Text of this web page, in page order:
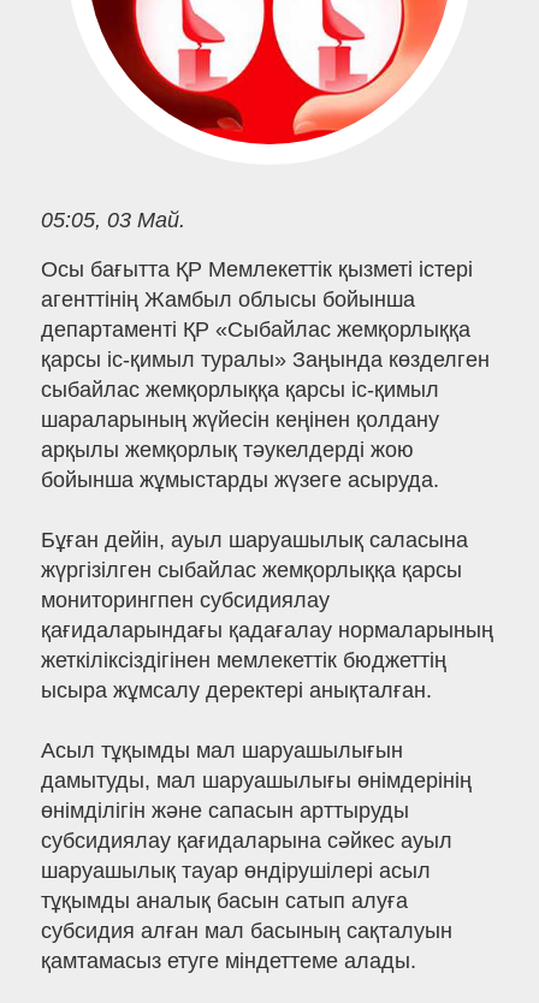
05:05, 03 Май.
Осы бағытта ҚР Мемлекеттік қызметі істері
агенттінің Жамбыл облысы бойынша
департаменті ҚР «Сыбайлас жемқорлыққа
қарсы іс-қимыл туралы» Заңында көзделген
сыбайлас жемқорлыққа қарсы іс-қимыл
шараларының жүйесін кеңінен қолдану
арқылы жемқорлық тәукелдерді жою
бойынша жұмыстарды жүзеге асыруда.
Бұған дейін, ауыл шаруашылық саласына
жүргізілген сыбайлас жемқорлыққа қарсы
мониторингпен субсидиялау
қағидаларындағы қадағалау нормаларының
жеткіліксіздігінен мемлекеттік бюджеттің
ысыра жұмсалу деректері анықталған.
Асыл тұқымды мал шаруашылығын
дамытуды, мал шаруашылығы өнімдерінің
өнімділігін және сапасын арттыруды
субсидиялау қағидаларына сәйкес ауыл
шаруашылық тауар өндірушілері асыл
тұқымды аналық басын сатып алуға
субсидия алған мал басының сақталуын
қамтамасыз етуге міндеттеме алады.